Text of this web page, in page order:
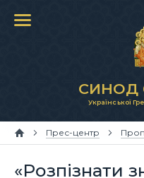
СИНОД
Української
Прес-центр
«Розпізнати